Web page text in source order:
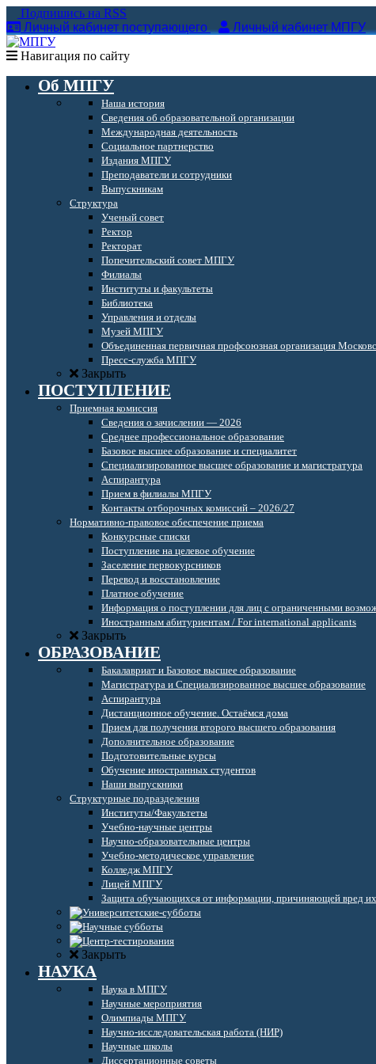
Подпишись на RSS
Личный кабинет поступающего
Личный кабинет МПГУ
Навигация по сайту
Об МПГУ
Наша история
Сведения об образовательной организации
Международная деятельность
Социальное партнерство
Издания МПГУ
Преподаватели и сотрудники
Выпускникам
Структура
Ученый совет
Ректор
Ректорат
Попечительский совет МПГУ
Филиалы
Институты и факультеты
Библиотека
Управления и отделы
Музей МПГУ
Объединенная первичная профсоюзная организация
Пресс-служба МПГУ
Закрыть
ПОСТУПЛЕНИЕ
Приемная комиссия
Сведения о зачислении — 2026
Среднее профессиональное образование
Базовое высшее образование и специалитет
Специализированное высшее образование и магистратура
Аспирантура
Прием в филиалы МПГУ
Контакты отборочных комиссий – 2026/27
Нормативно-правовое обеспечение приема
Конкурсные списки
Поступление на целевое обучение
Заселение первокурсников
Перевод и восстановление
Платное обучение
Информация о поступлении для лиц с ограниченными
Иностранным абитуриентам / For international applicants
Закрыть
ОБРАЗОВАНИЕ
Бакалавриат и Базовое высшее образование
Магистратура и Специализированное высшее образование
Аспирантура
Дистанционное обучение. Остаёмся дома
Прием для получения второго высшего образования
Дополнительное образование
Подготовительные курсы
Обучение иностранных студентов
Наши выпускники
Структурные подразделения
Институты/Факультеты
Учебно-научные центры
Научно-образовательные центры
Учебно-методическое управление
Колледж МПГУ
Лицей МПГУ
Защита обучающихся от информации, причиняющей вред
Закрыть
НАУКА
Наука в МПГУ
Научные мероприятия
Олимпиады МПГУ
Научно-исследовательская работа (НИР)
Научные школы
Диссертационные советы